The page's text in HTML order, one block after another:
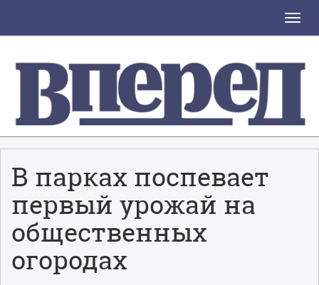
Toggle
В парках поспевает
первый урожай на
общественных
огородах